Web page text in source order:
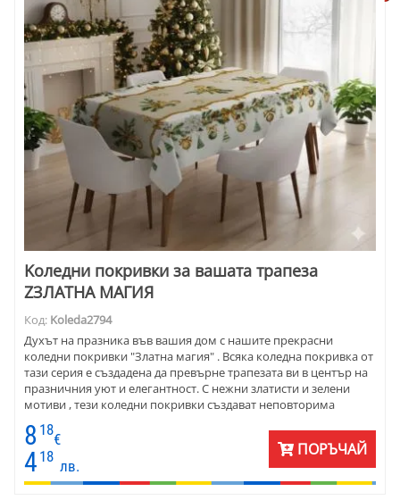
Kоледни покривки за вашата трапеза
ZЗЛАТНА МАГИЯ
Код: Koleda2794
Духът на празника във вашия дом с нашите прекрасни
коледни покривки "Златна магия" . Всяка коледна покривка от
тази серия е създадена да превърне трапезата ви в център на
празничния уют и елегантност. С нежни златисти и зелени
мотиви , тези коледни покривки създават неповторима
полиестер, нашите коледни покривки са красиви и
издръжливи, лесни за поддръжка, за да се наслаждавате на
безгрижни празнични моменти година след година.
8 18
€
4 18
лв.
ПОРЪЧАЙ